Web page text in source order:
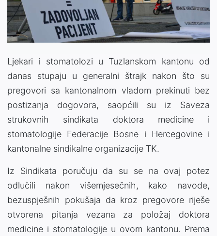
Ljekari i stomatolozi u Tuzlanskom kantonu od
danas stupaju u generalni štrajk nakon što su
pregovori sa kantonalnom vladom prekinuti bez
postizanja dogovora, saopćili su iz Saveza
strukovnih sindikata doktora medicine i
stomatologije Federacije Bosne i Hercegovinei
kantonalne sindikalne organizacije TK.
Iz Sindikata poručuju da su se na ovaj potez
odlučili nakon višemjesečnih, kako navode,
bezuspješnih pokušaja da kroz pregovore riješe
otvorena pitanja vezana za položaj doktora
medicine i stomatologije u ovom kantonu. Prema